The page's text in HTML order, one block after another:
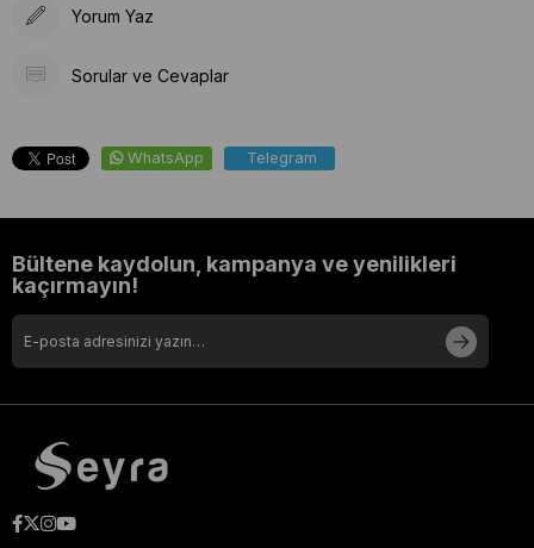
Yorum Yaz
Sorular ve Cevaplar
WhatsApp Telegram
Bültene kaydolun, kampanya ve yenilikleri
kaçırmayın!